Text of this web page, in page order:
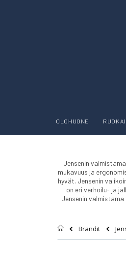
OLOHUONE
Jensenin
mukavuus ja
hyvät. Jensenin
on eri verhoilu- ja
Jensenin
Etusivu
Brändit